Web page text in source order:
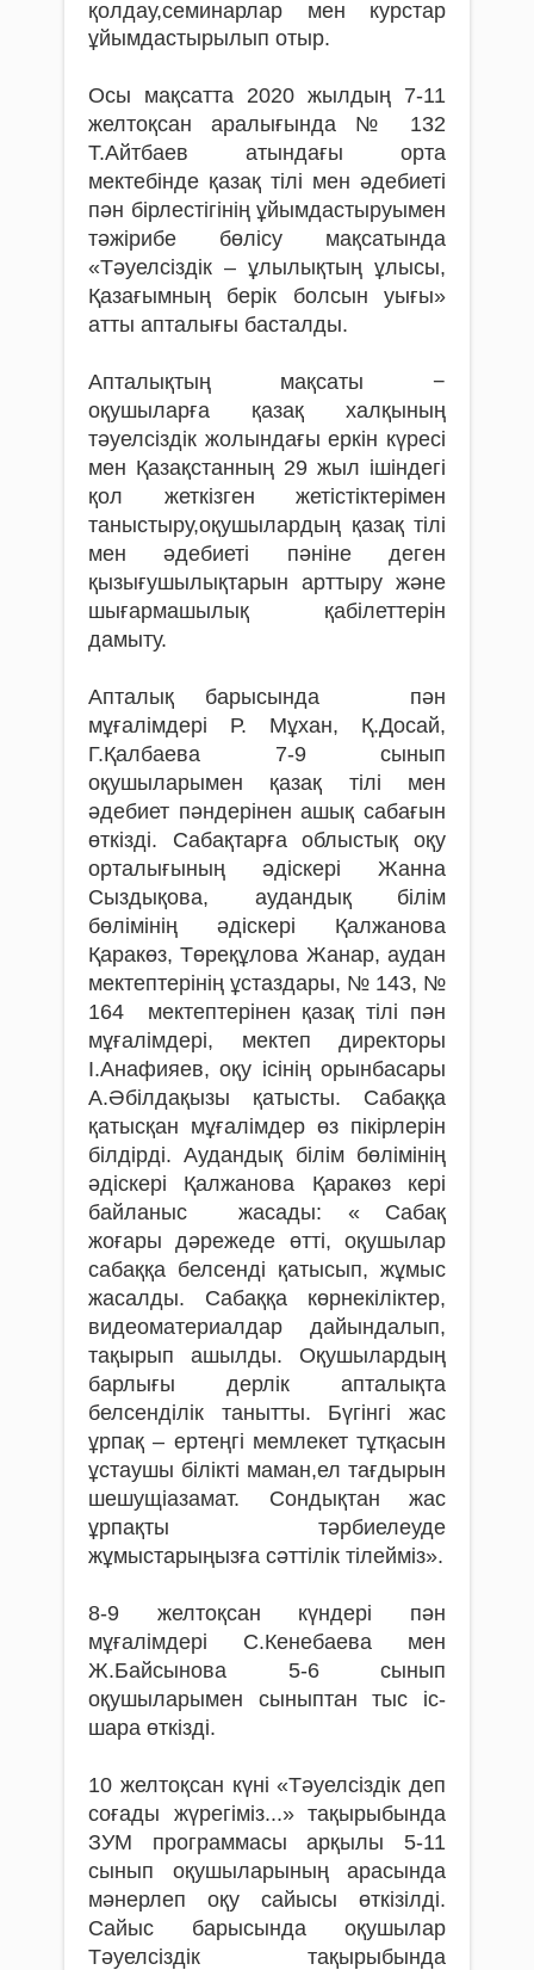
қолдау,семинарлар мен курстар
ұйымдастырылып отыр.
Осы мақсатта 2020 жылдың 7-11
желтоқсан аралығында № 132
Т.Айтбаев атындағы орта
мектебінде қазақ тілі мен әдебиеті
пән бірлестігінің ұйымдастыруымен
тәжірибе бөлісу мақсатында
«Тәуелсіздік – ұлылықтың ұлысы,
Қазағымның берік болсын уығы»
атты апталығы басталды.
Апталықтың мақсаты −
оқушыларға қазақ халқының
тәуелсіздік жолындағы еркін күресі
мен Қазақстанның 29 жыл ішіндегі
қол жеткізген жетістіктерімен
таныстыру,оқушылардың қазақ тілі
мен әдебиеті пәніне деген
қызығушылықтарын арттыру және
шығармашылық қабілеттерін
дамыту.
Апталық барысында пән
мұғалімдері Р. Мұхан, Қ.Досай,
Г.Қалбаева 7-9 сынып
оқушыларымен қазақ тілі мен
әдебиет пәндерінен ашық сабағын
өткізді. Сабақтарға облыстық оқу
орталығының әдіскері Жанна
Сыздықова, аудандық білім
бөлімінің әдіскері Қалжанова
Қаракөз, Төреқұлова Жанар, аудан
мектептерінің ұстаздары, № 143, №
164 мектептерінен қазақ тілі пән
мұғалімдері, мектеп директоры
І.Анафияев, оқу ісінің орынбасары
А.Әбілдақызы қатысты. Сабаққа
қатысқан мұғалімдер өз пікірлерін
білдірді. Аудандық білім бөлімінің
әдіскері Қалжанова Қаракөз кері
байланыс жасады: « Сабақ
жоғары дәрежеде өтті, оқушылар
сабаққа белсенді қатысып, жұмыс
жасалды. Сабаққа көрнекіліктер,
видеоматериалдар дайындалып,
тақырып ашылды. Оқушылардың
барлығы дерлік апталықта
белсенділік танытты. Бүгінгі жас
ұрпақ – ертеңгі мемлекет тұтқасын
ұстаушы білікті маман,ел тағдырын
шешущіазамат. Сондықтан жас
ұрпақты тәрбиелеуде
жұмыстарыңызға сәттілік тілейміз».
8-9 желтоқсан күндері пән
мұғалімдері С.Кенебаева мен
Ж.Байсынова 5-6 сынып
оқушыларымен сыныптан тыс іс-
шара өткізді.
10 желтоқсан күні «Тәуелсіздік деп
соғады жүрегіміз...» тақырыбында
ЗУМ программасы арқылы 5-11
сынып оқушыларының арасында
мәнерлеп оқу сайысы өткізілді.
Сайыс барысында оқушылар
Тәуелсіздік тақырыбында